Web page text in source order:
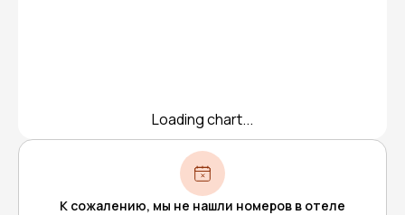
Loading chart...
К сожалению, мы не нашли номеров в отеле